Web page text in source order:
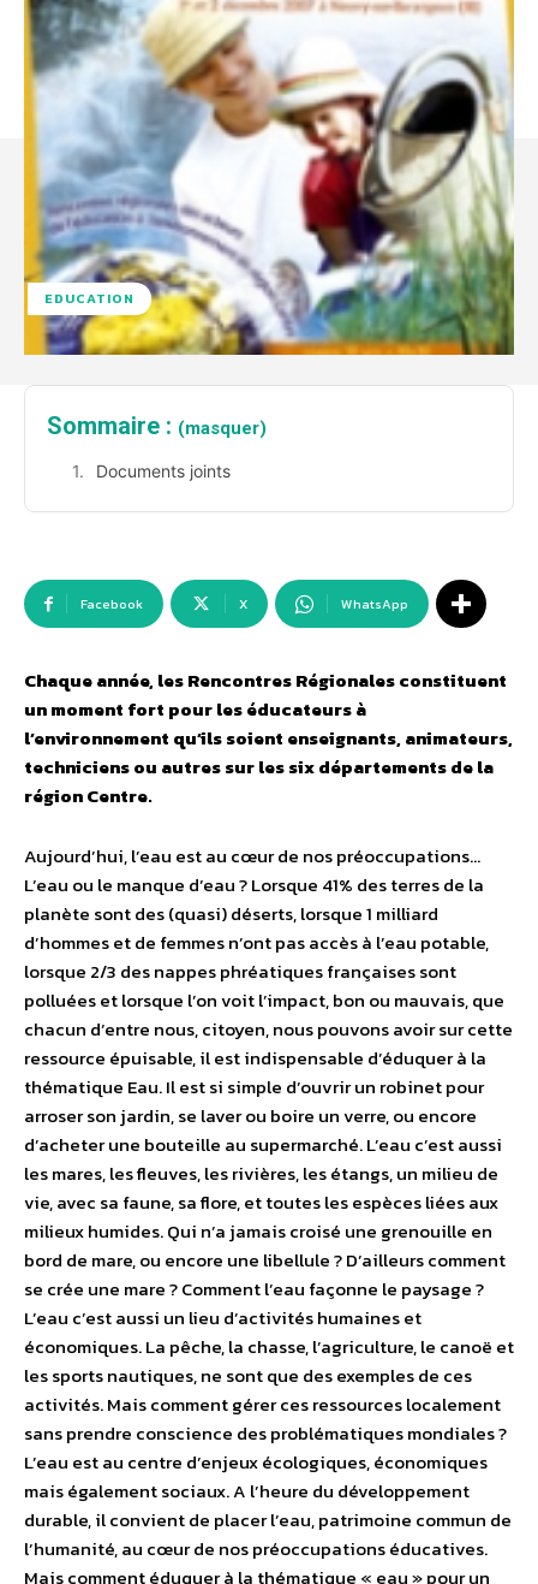
EDUCATION
Sommaire : (masquer)
Documents joints
Facebook X WhatsApp
Chaque année, les Rencontres Régionales constituent
un moment fort pour les éducateurs à
l’environnement qu’ils soient enseignants, animateurs,
techniciens ou autres sur les six départements de la
région Centre.
Aujourd’hui, l’eau est au cœur de nos préoccupations…
L’eau ou le manque d’eau ? Lorsque 41% des terres de la
planète sont des (quasi) déserts, lorsque 1 milliard
d’hommes et de femmes n’ont pas accès à l’eau potable,
lorsque 2/3 des nappes phréatiques françaises sont
polluées et lorsque l’on voit l’impact, bon ou mauvais, que
chacun d’entre nous, citoyen, nous pouvons avoir sur cette
ressource épuisable, il est indispensable d’éduquer à la
thématique Eau. Il est si simple d’ouvrir un robinet pour
arroser son jardin, se laver ou boire un verre, ou encore
d’acheter une bouteille au supermarché. L’eau c’est aussi
les mares, les fleuves, les rivières, les étangs, un milieu de
vie, avec sa faune, sa flore, et toutes les espèces liées aux
milieux humides. Qui n’a jamais croisé une grenouille en
bord de mare, ou encore une libellule ? D’ailleurs comment
se crée une mare ? Comment l’eau façonne le paysage ?
L’eau c’est aussi un lieu d’activités humaines et
économiques. La pêche, la chasse, l’agriculture, le canoë et
les sports nautiques, ne sont que des exemples de ces
activités. Mais comment gérer ces ressources localement
sans prendre conscience des problématiques mondiales ?
L’eau est au centre d’enjeux écologiques, économiques
mais également sociaux. A l’heure du développement
durable, il convient de placer l’eau, patrimoine commun de
l’humanité, au cœur de nos préoccupations éducatives.
Mais comment éduquer à la thématique « eau » pour un